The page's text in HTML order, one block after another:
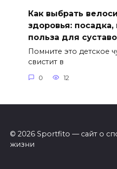
Как выбрать
здоровья: посадка,
польза для
Помните это детское
свистит в
0 12
© 2026 Sportfito — сайт о
жизни